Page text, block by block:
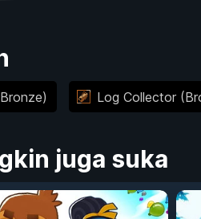
Log Collector
juga suka